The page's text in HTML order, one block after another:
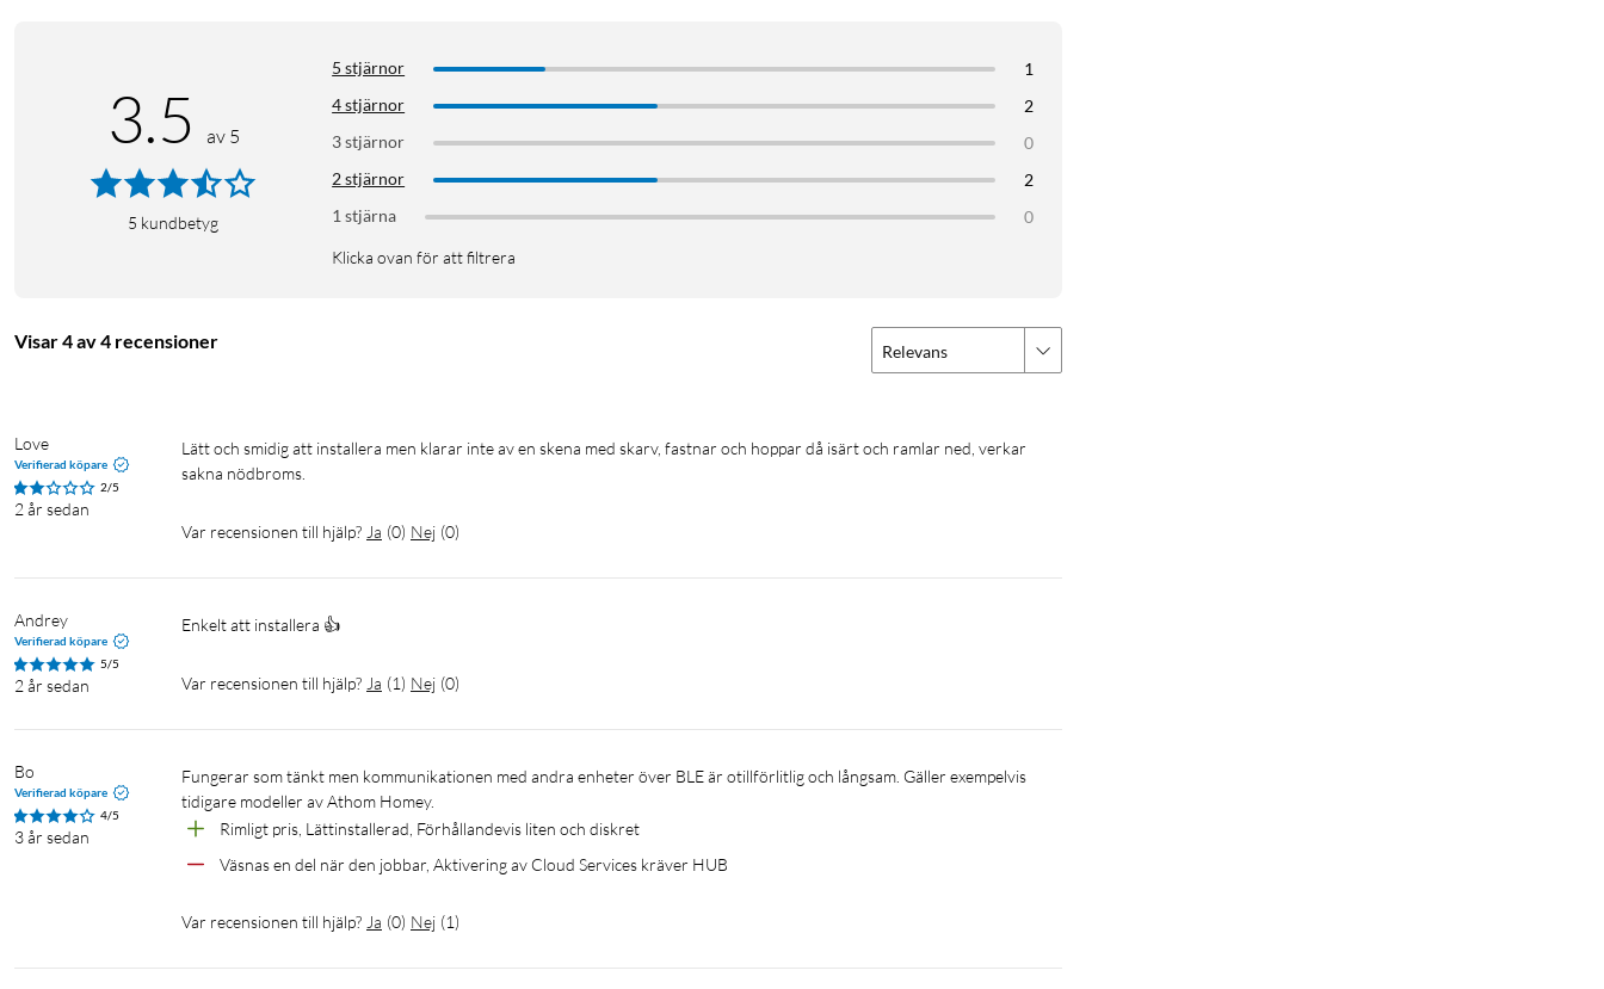
3.5 av 5
5 kundbetyg
5 stjärnor
1
4 stjärnor
2
3 stjärnor
0
2 stjärnor
2
1 stjärna
0
Klicka ovan för att filtrera
Visar 4 av 4 recensioner Relevans
Love
Verifierad köpare
2/5
2 år sedan
Lätt och smidig att installera men klarar inte av en skena med skarv, fastnar och hoppar då isärt och ramlar ned, verkar
sakna nödbroms.
Var recensionen till hjälp? Ja (0) Nej (0)
Andrey
Verifierad köpare
5/5
2 år sedan
Enkelt att installera 👍
Var recensionen till hjälp? Ja (1) Nej (0)
Bo
Verifierad köpare
4/5
3 år sedan
Fungerar som tänkt men kommunikationen med andra enheter över BLE är otillförlitlig och långsam. Gäller exempelvis
Rimligt pris, Lättinstallerad, Förhållandevis liten och diskret
Väsnas en del när den jobbar, Aktivering av Cloud Services kräver HUB
Var recensionen till hjälp? Ja (0) Nej (1)